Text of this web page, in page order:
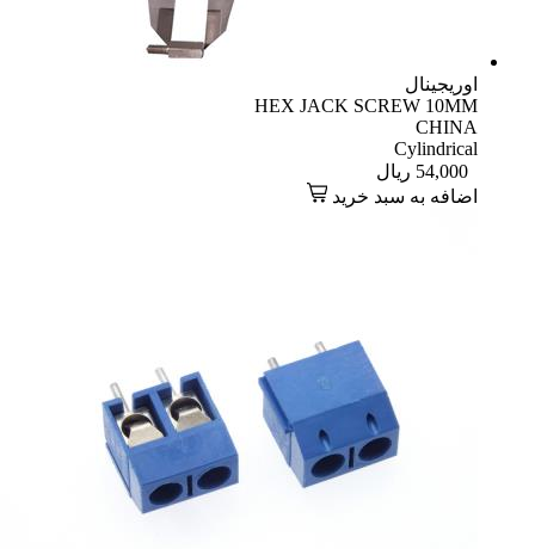
اوریجینال
HEX JACK SCREW 10MM
CHINA
Cylindrical
54,000 ریال
اضافه به سبد خرید